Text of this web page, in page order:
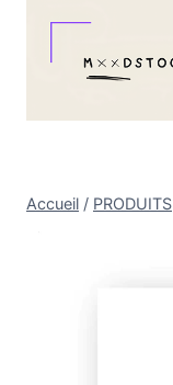
Accueil / PRODUITS